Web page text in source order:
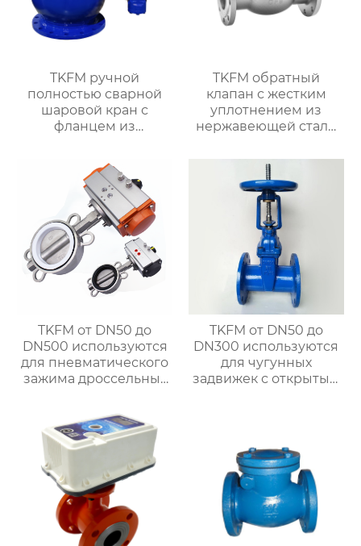
TKFM ручной
полностью сварной
шаровой кран с
фланцем из
отопления
TKFM обратный
клапан с жестким
уплотнением из
нержавеющей стали
DN500 для системы
водяного отопления
TKFM от DN50 до
DN500 используются
для пневматического
зажима дроссельных
нержавеющей стали с
фтористой
облицовкой для
систем водяного
отопления
TKFM от DN50 до
DN300 используются
для чугунных
задвижек с открытым
систем водяного
отопления